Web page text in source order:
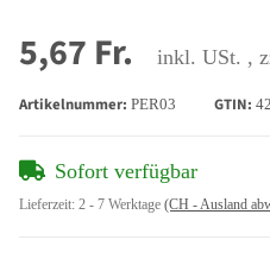
5,67 Fr. inkl. USt. ,
Artikelnummer: PER03 GTIN:
Sofort verfügbar
Lieferzeit: 2 - 7 Werktage (CH - Ausland